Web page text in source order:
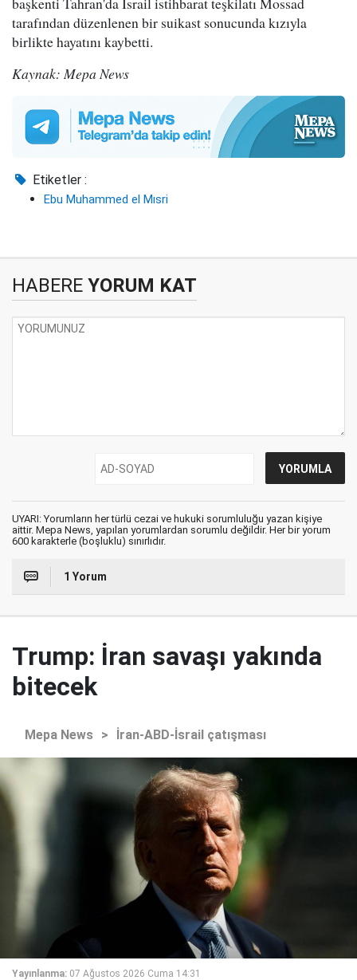
tarafından düzenlenen bir suikast sonucunda kızıyla
birlikte hayatını kaybetti.
Kaynak: Mepa News
Etiketler :
Ebu Muhammed el Mısri
HABERE YORUM KAT
UYARI: Yorumların her türlü cezai ve hukuki sorumluluğu yazan kişiye
aittir. Mepa News, yapılan yorumlardan sorumlu değildir. Her bir yorum
600 karakterle (boşluklu) sınırlıdır.
1 Yorum
Trump: İran savaşı yakında
bitecek
Mepa News > İran-ABD-İsrail çatışması
Yayınlanma: 07 Ağustos 2026 Cuma 14:31